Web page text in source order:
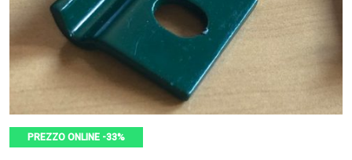
PREZZO ONLINE -33%